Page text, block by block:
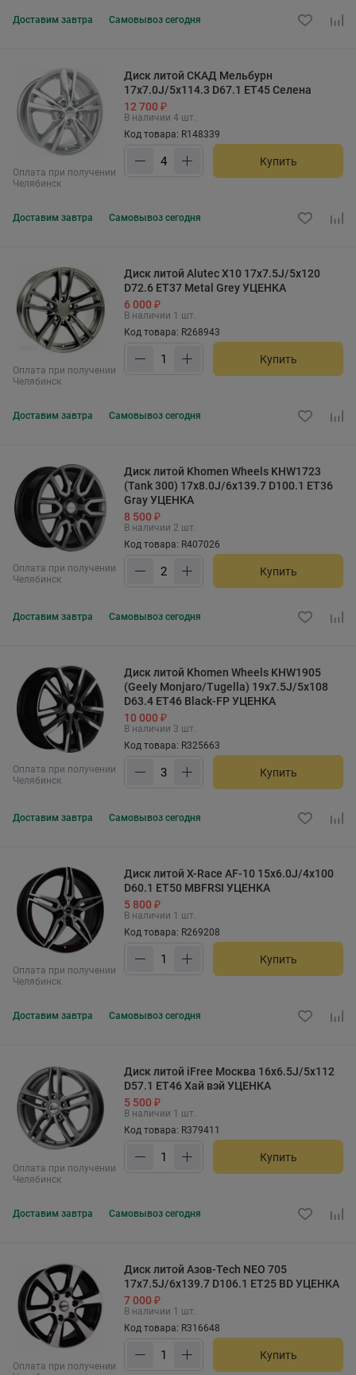
Доставим завтра Самовывоз сегодня
Оплата при получении
Челябинск
Диск литой СКАД Мельбурн
17x7.0J/5x114.3 D67.1 ET45 Селена
12 700 ₽
В наличии 4 шт.
Код товара: R148339
Купить
Доставим завтра Самовывоз сегодня
Оплата при получении
Челябинск
Диск литой Alutec X10 17x7.5J/5x120
D72.6 ET37 Metal Grey УЦЕНКА
6 000 ₽
В наличии 1 шт.
Код товара: R268943
Купить
Доставим завтра Самовывоз сегодня
Оплата при получении
Челябинск
Диск литой Khomen Wheels KHW1723
(Tank 300) 17x8.0J/6x139.7 D100.1 ET36
Gray УЦЕНКА
8 500 ₽
В наличии 2 шт.
Код товара: R407026
Купить
Доставим завтра Самовывоз сегодня
Оплата при получении
Челябинск
Диск литой Khomen Wheels KHW1905
(Geely Monjaro/Tugella) 19x7.5J/5x108
D63.4 ET46 Black-FP УЦЕНКА
10 000 ₽
В наличии 3 шт.
Код товара: R325663
Купить
Доставим завтра Самовывоз сегодня
Оплата при получении
Челябинск
Диск литой X-Race AF-10 15x6.0J/4x100
D60.1 ET50 MBFRSI УЦЕНКА
5 800 ₽
В наличии 1 шт.
Код товара: R269208
Купить
Доставим завтра Самовывоз сегодня
Оплата при получении
Челябинск
Диск литой iFree Москва 16x6.5J/5x112
D57.1 ET46 Хай вэй УЦЕНКА
5 500 ₽
В наличии 1 шт.
Код товара: R379411
Купить
Доставим завтра Самовывоз сегодня
Оплата при получении
Диск литой Азов-Tech NEO 705
17x7.5J/6x139.7 D106.1 ET25 BD УЦЕНКА
7 000 ₽
В наличии 1 шт.
Код товара: R316648
Купить